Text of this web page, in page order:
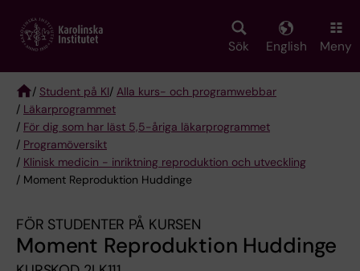
main
Sök English Meny
Breadcrumb
/ Student på KI/ Alla kurs- och programwebbar
/ Läkarprogrammet
/ För dig som har läst 5,5-åriga läkarprogrammet
/ Programöversikt
/ Klinisk medicin - inriktning reproduktion och utveckling
/ Moment Reproduktion Huddinge
FÖR STUDENTER PÅ KURSEN
Moment Reproduktion Huddinge